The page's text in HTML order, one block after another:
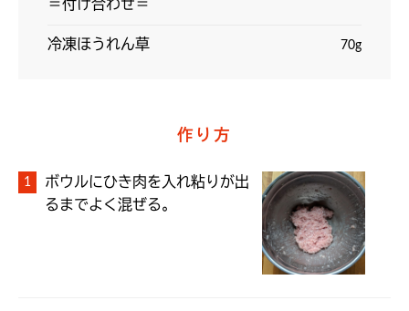
＝付け合わせ＝
冷凍ほうれん草 70g
作り方
ボウルにひき肉を入れ粘りが出
るまでよく混ぜる。